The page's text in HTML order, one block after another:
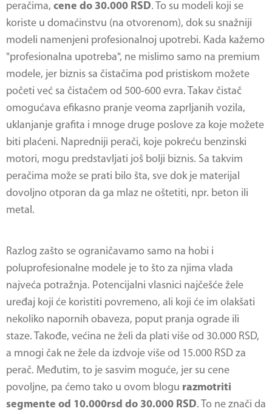
peračima, cene do 30.000 RSD. To su modeli koji se
koriste u domaćinstvu (na otvorenom), dok su snažniji
modeli namenjeni profesionalnoj upotrebi. Kada kažemo
"profesionalna upotreba", ne mislimo samo na premium
modele, jer biznis sa čistačima pod pristiskom možete
početi već sa čistačem od 500-600 evra. Takav čistač
omogućava efikasno pranje veoma zaprljanih vozila,
uklanjanje grafita i mnoge druge poslove za koje možete
biti plaćeni. Napredniji perači, koje pokreću benzinski
motori, mogu predstavljati još bolji biznis. Sa takvim
peračima može se prati bilo šta, sve dok je materijal
dovoljno otporan da ga mlaz ne oštetiti, npr. beton ili
metal.
Razlog zašto se ograničavamo samo na hobi i
poluprofesionalne modele je to što za njima vlada
najveća potražnja. Potencijalni vlasnici najčešće žele
uređaj koji će koristiti povremeno, ali koji će im olakšati
nekoliko napornih obaveza, poput pranja ograde ili
staze. Takođe, većina ne želi da plati više od 30.000 RSD,
a mnogi čak ne žele da izdvoje više od 15.000 RSD za
perač. Međutim, to je sasvim moguće, jer su cene
povoljne, pa ćemo tako u ovom blogu razmotriti
segmente od 10.000rsd do 30.000 RSD. To ne znači da